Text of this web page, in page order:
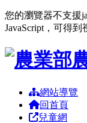
您的瀏覽器不支援
JavaScript，可得
跳到主要內容區塊
網站導覽
回首頁
兒童網